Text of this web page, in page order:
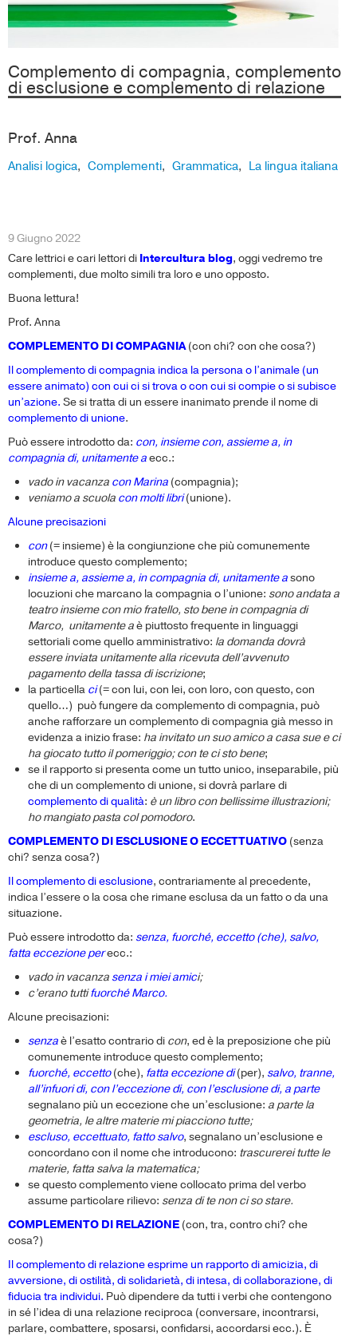
Complemento di compagnia, complemento
di esclusione e complemento di relazione
Prof. Anna
Analisi logica, Complementi, Grammatica, La lingua italiana
9 Giugno 2022
Care lettrici e cari lettori di Intercultura blog, oggi vedremo tre
complementi, due molto simili tra loro e uno opposto.
Buona lettura!
Prof. Anna
COMPLEMENTO DI COMPAGNIA(con chi? con che cosa?)
Il complemento di compagnia indica la persona o l’animale (un
essere animato) con cui ci si trova o con cui si compie o si subisce
un’azione. Se si tratta di un essere inanimato prende il nome di
complemento di unione.
Può essere introdotto da: con, insieme con, assieme a, in
compagnia di, unitamente aecc.:
vado in vacanza con Marina (compagnia);
veniamo a scuola con molti libri(unione).
Alcune precisazioni
con(= insieme) è la congiunzione che più comunemente
introduce questo complemento;
insieme a, assieme a, in compagnia di, unitamente asono
locuzioni che marcano la compagnia o l’unione: sono andata a
teatro insieme con mio fratello, sto bene in compagnia di
Marco, unitamente aè piuttosto frequente in linguaggi
settoriali come quello amministrativo: la domanda dovrà
essere inviata unitamente alla ricevuta dell’avvenuto
pagamento della tassa di iscrizione;
la particella ci (= con lui, con lei, con loro, con questo, con
quello…) può fungere da complemento di compagnia, può
anche rafforzare un complemento di compagnia già messo in
evidenza a inizio frase: ha invitato un suo amico a casa sue e ci
ha giocato tutto il pomeriggio; con te ci sto bene;
se il rapporto si presenta come un tutto unico, inseparabile, più
che di un complemento di unione, si dovrà parlare di
complemento di qualità: è un libro con bellissime illustrazioni;
ho mangiato pasta col pomodoro.
COMPLEMENTO DI ESCLUSIONE O ECCETTUATIVO (senza
chi? senza cosa?)
Il complemento di esclusione, contrariamente al precedente,
indica l’essere o la cosa che rimane esclusa da un fatto o da una
situazione.
Può essere introdotto da: senza, fuorché, eccetto (che), salvo,
fatta eccezione perecc.:
vado in vacanza senza i miei amici;
c’erano tuttifuorché Marco.
Alcune precisazioni:
senzaè l’esatto contrario di con, ed è la preposizione che più
comunemente introduce questo complemento;
fuorché, eccetto(che), fatta eccezione di(per), salvo, tranne,
all’infuori di, con l’eccezione di, con l’esclusione di, a parte
segnalano più un eccezione che un’esclusione: a parte la
geometria, le altre materie mi piacciono tutte;
escluso, eccettuato, fatto salvo, segnalano un’esclusione e
concordano con il nome che introducono: trascurerei tutte le
materie, fatta salva la matematica;
se questo complemento viene collocato prima del verbo
assume particolare rilievo: senza di te non ci so stare.
COMPLEMENTO DI RELAZIONE (con, tra, contro chi? che
cosa?)
Il complemento di relazione esprime un rapporto di amicizia, di
avversione, di ostilità, di solidarietà, di intesa, di collaborazione, di
fiducia tra individui. Può dipendere da tutti i verbi che contengono
in sé l’idea di una relazione reciproca (conversare, incontrarsi,
parlare, combattere, sposarsi, confidarsi, accordarsi ecc.). È